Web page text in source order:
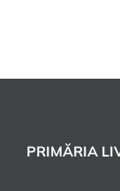
PRIMĂRIA